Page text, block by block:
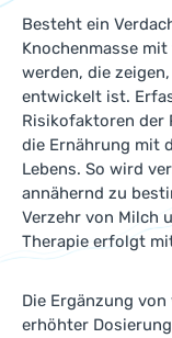
Besteht ein
Knochenmasse
werden, die
entwickelt ist.
Risikofaktoren der
die Ernährung mit
Lebens. So wird
annähernd zu
Verzehr von Milch
Therapie erfolgt
Die Ergänzung
erhöhter